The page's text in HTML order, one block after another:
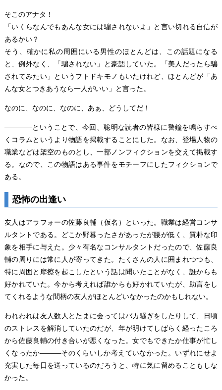
そこのアナタ！
「いくらなんでもあんな女には騙されないよ」と言い切れる自信が
あるかい？
そう、確かに私の周囲にいる男性のほとんどは、この話題になる
と、例外なく、「騙されない」と豪語していた。「美人だったら騙
されてみたい」というフトドキモノもいたけれど、ほとんどが「あ
んな女とつきあうなら一人がいい」と言った。
なのに、なのに、なのに、あぁ、どうしてだ！
――――ということで、今回、聡明な読者の皆様に警鐘を鳴らすべ
くコラムというより物語を掲載することにした。なお、登場人物の
職業などは架空のものとし、一部ノンフィクションを交えて掲載す
る。なので、この物語はある事件をモチーフにしたフィクションで
ある。
恐怖の出逢い
友人はアラフォーの佐藤良輔（仮名）といった。職業は経営コンサ
ルタントである。どこか野暮ったさがあったが腰が低く、質朴な印
象を相手に与えた。少々有名なコンサルタントだったので、佐藤良
輔の周りには常に人が寄ってきた。たくさんの人に囲まれつつも、
特に周囲と摩擦を起こしたという話は聞いたことがなく、誰からも
好かれていた。今から考えれば誰からも好かれていたが、助言をし
てくれるような間柄の友人がほとんどいなかったのかもしれない。
われわれは友人数人とたまに会ってはバカ騒ぎをしたりして、日頃
のストレスを解消していたのだが、年が明けてしばらく経ったころ
から佐藤良輔の付き合いが悪くなった。女でもできたか仕事が忙し
くなったか―――そのくらいしか考えていなかった。いずれにせよ
充実した毎日を送っているのだろうと、特に気に留めることもしな
かった。